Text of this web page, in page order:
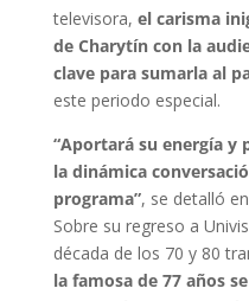
televisora, el carisma
de Charytín con la
clave para sumarla al
este periodo especial.
“Aportará su energía y
la dinámica
programa”, se detalló
Sobre su regreso a
década de los 70 y 80
la famosa de 77 años